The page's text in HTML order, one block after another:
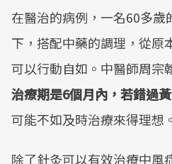
在醫治的病例，一名60多歲
下，搭配中藥的調理，從原
可以行動自如。中醫師周宗
治療期是6個月內，若錯過
可能不如及時治療來得理想。
除了針灸可以有效治療中風